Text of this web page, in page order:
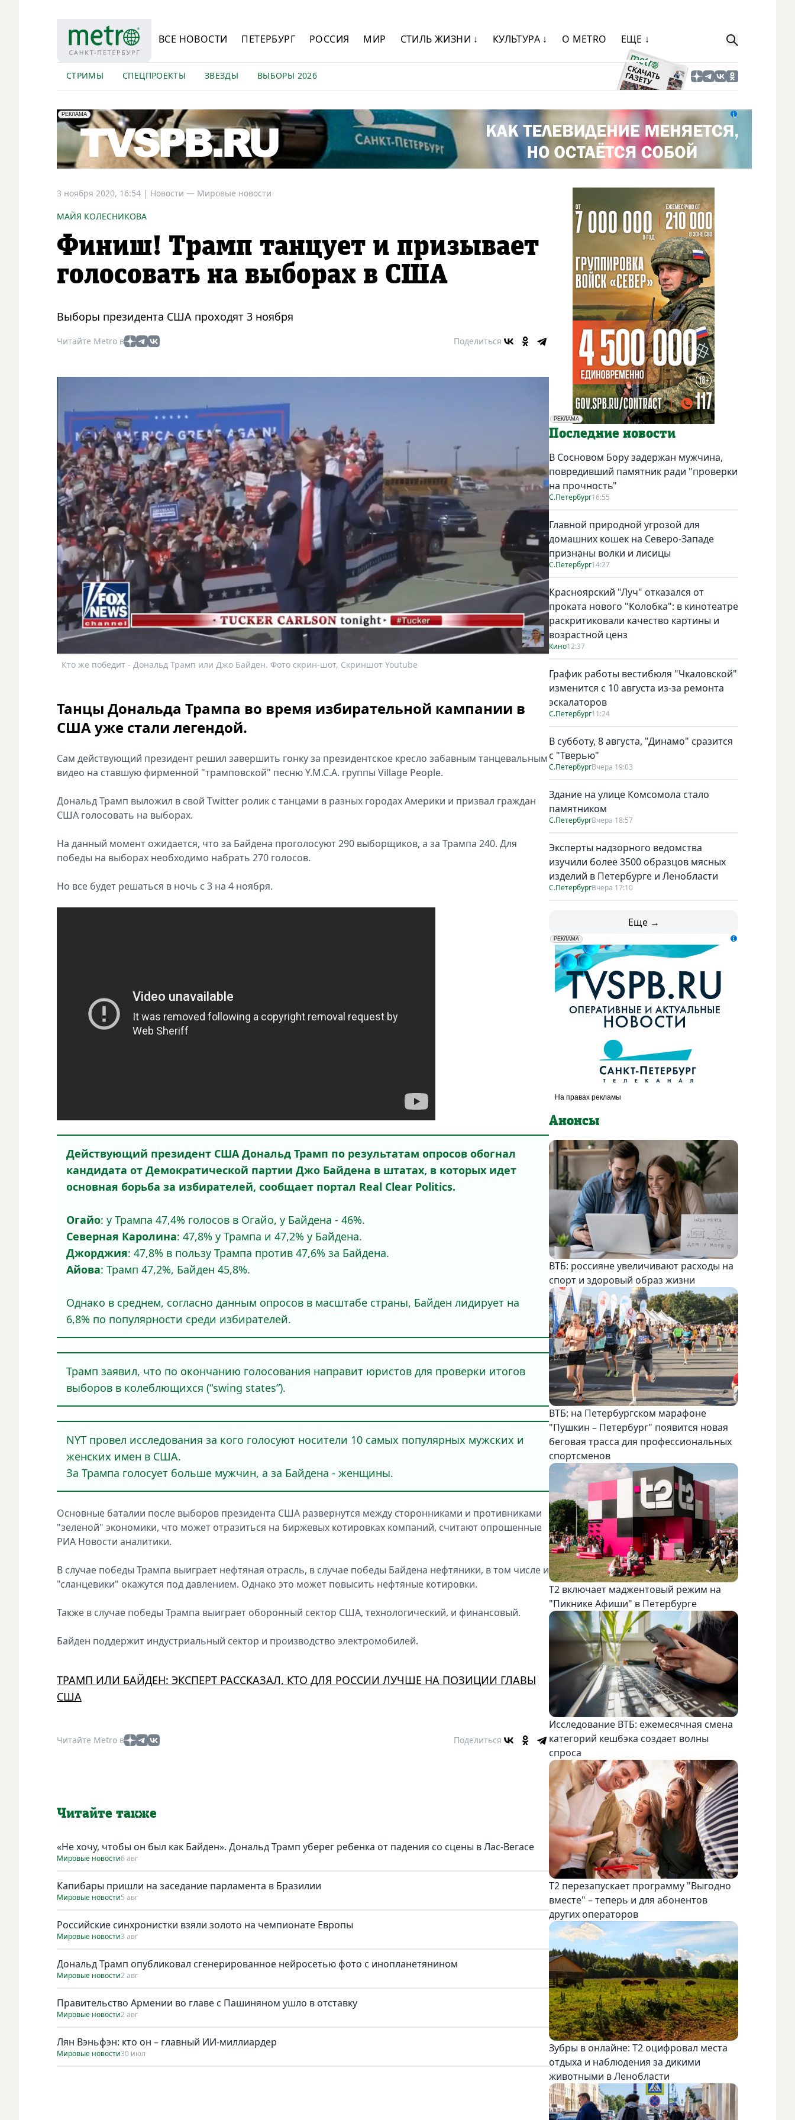
ВСЕ НОВОСТИ ПЕТЕРБУРГ РОССИЯ МИР СТИЛЬ ЖИЗНИ ↓ КУЛЬТУРА ↓ О METRO ЕЩЕ ↓
СТРИМЫ СПЕЦПРОЕКТЫ ЗВЕЗДЫ ВЫБОРЫ 2026
erid: LdtCK5Efv
РЕКЛАМА
АО "ГАТР", ИНН: 7841320717
3 ноября 2020, 16:54 | Новости — Мировые новости
МАЙЯ КОЛЕСНИКОВА
Финиш! Трамп танцует и призывает
голосовать на выборах в США
Выборы президента США проходят 3 ноября
Читайте Metro в Поделиться
Кто же победит - Дональд Трамп или Джо Байден. Фото скрин-шот, Скриншот Youtube
Танцы Дональда Трампа во время избирательной кампании в
США уже стали легендой.
Сам действующий президент решил завершить гонку за президентское кресло забавным танцевальным
видео на ставшую фирменной "трамповской" песню Y.M.C.A. группы Village People.
Дональд Трамп выложил в свой Twitter ролик с танцами в разных городах Америки и призвал граждан
США голосовать на выборах.
На данный момент ожидается, что за Байдена проголосуют 290 выборщиков, а за Трампа 240. Для
победы на выборах необходимо набрать 270 голосов.
Но все будет решаться в ночь с 3 на 4 ноября.
Действующий президент США Дональд Трамп по результатам опросов обогнал
кандидата от Демократической партии Джо Байдена в штатах, в которых идет
основная борьба за избирателей, сообщает портал Real Clear Politics.
Огайо: у Трампа 47,4% голосов в Огайо, у Байдена - 46%.
Северная Каролина: 47,8% у Трампа и 47,2% у Байдена.
Джорджия: 47,8% в пользу Трампа против 47,6% за Байдена.
Айова: Трамп 47,2%, Байден 45,8%.
Однако в среднем, согласно данным опросов в масштабе страны, Байден лидирует на
6,8% по популярности среди избирателей.
Трамп заявил, что по окончанию голосования направит юристов для проверки итогов
выборов в колеблющихся (“swing states”).
NYT провел исследования за кого голосуют носители 10 самых популярных мужских и
женских имен в США.
За Трампа голосует больше мужчин, а за Байдена - женщины.
Основные баталии после выборов президента США развернутся между сторонниками и противниками
"зеленой" экономики, что может отразиться на биржевых котировках компаний, считают опрошенные
РИА Новости аналитики.
В случае победы Трампа выиграет нефтяная отрасль, в случае победы Байдена нефтяники, в том числе и
"сланцевики" окажутся под давлением. Однако это может повысить нефтяные котировки.
Также в случае победы Трампа выиграет оборонный сектор США, технологический, и финансовый.
Байден поддержит индустриальный сектор и производство электромобилей.
ТРАМП ИЛИ БАЙДЕН: ЭКСПЕРТ РАССКАЗАЛ, КТО ДЛЯ РОССИИ ЛУЧШЕ НА ПОЗИЦИИ ГЛАВЫ
США
Читайте Metro в Поделиться
Читайте также
«Не хочу, чтобы он был как Байден». Дональд Трамп уберег ребенка от падения со сцены в Лас-Вегасе
Мировые новости6 авг
Капибары пришли на заседание парламента в Бразилии
Мировые новости5 авг
Российские синхронистки взяли золото на чемпионате Европы
Мировые новости3 авг
Дональд Трамп опубликовал сгенерированное нейросетью фото с инопланетянином
Мировые новости2 авг
Правительство Армении во главе с Пашиняном ушло в отставку
Мировые новости2 авг
Лян Вэньфэн: кто он – главный ИИ-миллиардер
Мировые новости30 июл
РЕКЛАМА
Социальная реклама
Последние новости
В Сосновом Бору задержан мужчина,
повредивший памятник ради "проверки
на прочность"
С.Петербург16:55
Главной природной угрозой для
домашних кошек на Северо-Западе
признаны волки и лисицы
С.Петербург14:27
Красноярский "Луч" отказался от
проката нового "Колобка": в кинотеатре
раскритиковали качество картины и
возрастной ценз
Кино12:37
График работы вестибюля "Чкаловской"
изменится с 10 августа из-за ремонта
эскалаторов
С.Петербург11:24
В субботу, 8 августа, "Динамо" сразится
с "Тверью"
С.ПетербургВчера 19:03
Здание на улице Комсомола стало
памятником
С.ПетербургВчера 18:57
Эксперты надзорного ведомства
изучили более 3500 образцов мясных
изделий в Петербурге и Ленобласти
С.ПетербургВчера 17:10
Еще →
erid: LdtCK5udn
РЕКЛАМА
АО "ГАТР", ИНН: 7841320717
Анонсы
ВТБ: россияне увеличивают расходы на
спорт и здоровый образ жизни
ВТБ: на Петербургском марафоне
"Пушкин – Петербург" появится новая
беговая трасса для профессиональных
спортсменов
Т2 включает маджентовый режим на
"Пикнике Афиши" в Петербурге
Исследование ВТБ: ежемесячная смена
категорий кешбэка создает волны
спроса
Т2 перезапускает программу "Выгодно
вместе" – теперь и для абонентов
других операторов
Зубры в онлайне: Т2 оцифровал места
отдыха и наблюдения за дикими
животными в Ленобласти